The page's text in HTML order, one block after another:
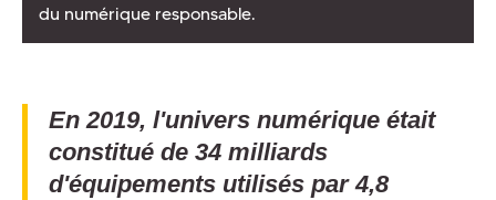
du numérique responsable.
En 2019, l'univers numérique était
constitué de 34 milliards
d'équipements utilisés par 4,8